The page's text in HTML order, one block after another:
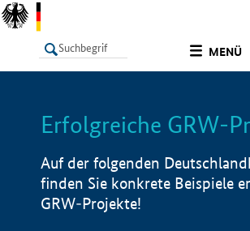
MENÜ
LISTE
Erfolgreiche GRW-
Auf der folgenden
finden Sie konkrete Beispiele
GRW-Projekte!